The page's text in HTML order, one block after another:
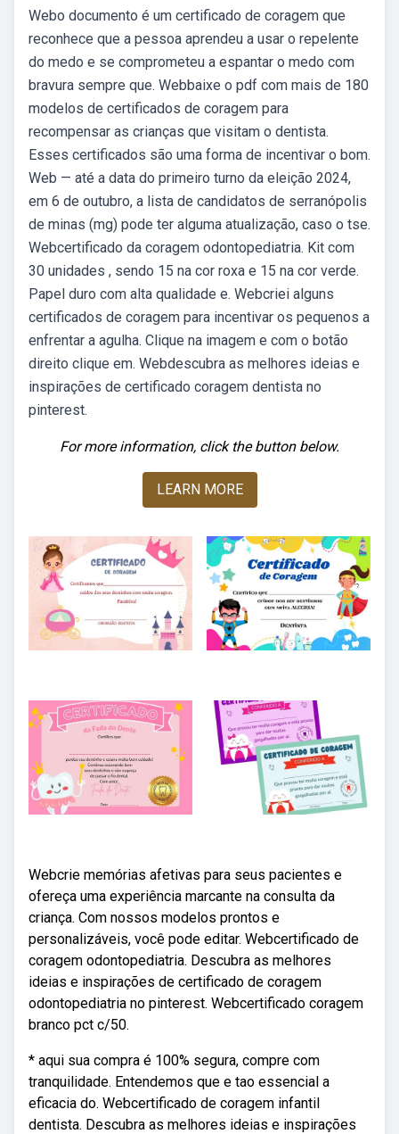
Webo documento é um certificado de coragem que
reconhece que a pessoa aprendeu a usar o repelente
do medo e se comprometeu a espantar o medo com
bravura sempre que. Webbaixe o pdf com mais de 180
modelos de certificados de coragem para
recompensar as crianças que visitam o dentista.
Esses certificados são uma forma de incentivar o bom.
Web — até a data do primeiro turno da eleição 2024,
em 6 de outubro, a lista de candidatos de serranópolis
de minas (mg) pode ter alguma atualização, caso o tse.
Webcertificado da coragem odontopediatria. Kit com
30 unidades , sendo 15 na cor roxa e 15 na cor verde.
Papel duro com alta qualidade e. Webcriei alguns
certificados de coragem para incentivar os pequenos a
enfrentar a agulha. Clique na imagem e com o botão
direito clique em. Webdescubra as melhores ideias e
inspirações de certificado coragem dentista no
pinterest.
For more information, click the button below.
LEARN MORE
Webcrie memórias afetivas para seus pacientes e
ofereça uma experiência marcante na consulta da
criança. Com nossos modelos prontos e
personalizáveis, você pode editar. Webcertificado de
coragem odontopediatria. Descubra as melhores
ideias e inspirações de certificado de coragem
odontopediatria no pinterest. Webcertificado coragem
branco pct c/50.
* aqui sua compra é 100% segura, compre com
tranquilidade. Entendemos que e tao essencial a
eficacia do. Webcertificado de coragem infantil
dentista. Descubra as melhores ideias e inspirações